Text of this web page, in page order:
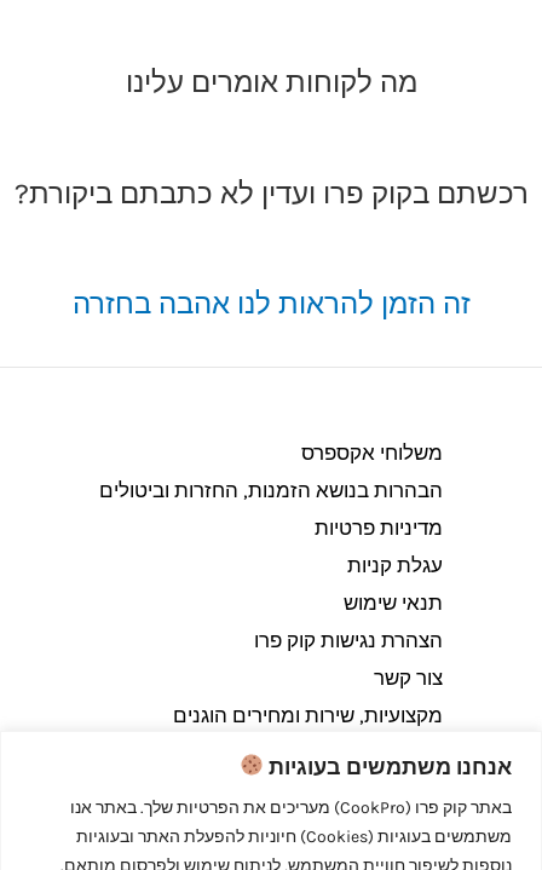
אנחנו משתמשים בעוגיות
באתר קוק פרו (CookPro) מעריכים את הפרטיות שלך. באתר אנו
משתמשים בעוגיות (Cookies) חיוניות להפעלת האתר ובעוגיות
נוספות לשיפור חוויית המשתמש, לניתוח שימוש ולפרסום מותאם.
מה לקוחות אומרים עלינו
רכשתם בקוק פרו ועדין לא כתבתם ביקורת?
זה הזמן להראות לנו אהבה בחזרה
משלוחי אקספרס
הבהרות בנושא הזמנות, החזרות וביטולים​
מדיניות פרטיות
עגלת קניות
תנאי שימוש
הצהרת נגישות קוק פרו
צור קשר
מקצועיות, שירות ומחירים הוגנים
Copyright © 2026 קוק פרו - לבשל כמו מקצוענים